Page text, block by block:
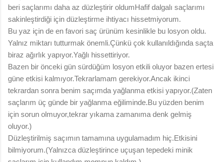
beri saçlarımı daha az düzleştirir oldumHafif dalgalı saçlarımı
sakinleştirdiği için düzleştirme ihtiyacı hissetmiyorum.
Bu yaz için de en favori saç ürünüm kesinlikle bu losyon oldu.
Yalnız miktarı tutturmak önemli.Çünkü çok kullanıldığında saçta
biraz ağırlık yapıyor.Yağlı hissettiriyor.
Bazen bir önceki gün sürdüğüm losyon etkili oluyor bazen ertesi
güne etkisi kalmıyor.Tekrarlamam gerekiyor.Ancak ikinci
tekrardan sonra benim saçımda yağlanma etkisi yapıyor.(Zaten
saçlarım üç günde bir yağlanma eğiliminde.Bu yüzden benim
için sorun olmuyor,tekrar yıkama zamanıma denk gelmiş
oluyor.)
Düzleştirilmiş saçımın tamamına uygulamadım hiç.Etkisini
bilmiyorum.(Yalnızca düzleştirince uçuşan tepedeki minik